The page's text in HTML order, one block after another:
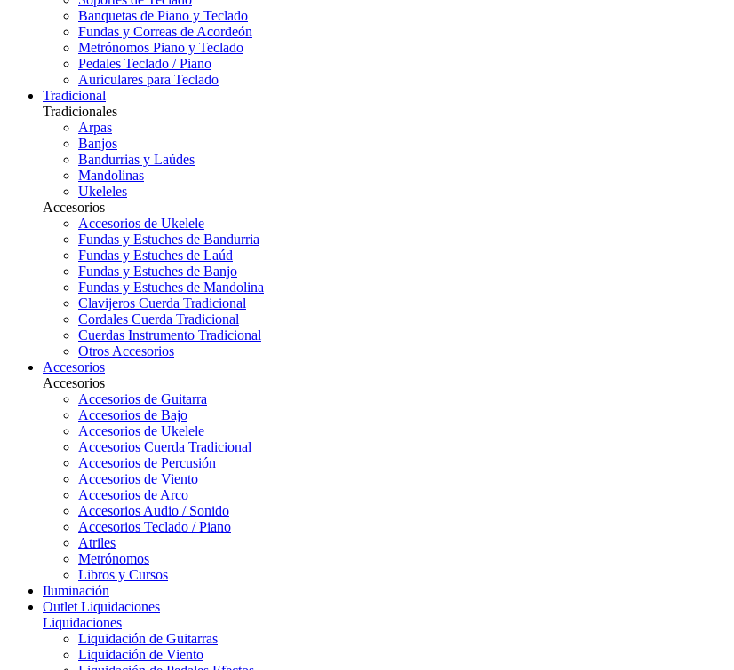
Banquetas de Piano y Teclado
Fundas y Correas de Acordeón
Metrónomos Piano y Teclado
Pedales Teclado / Piano
Auriculares para Teclado
Tradicional
Tradicionales
Arpas
Banjos
Bandurrias y Laúdes
Mandolinas
Ukeleles
Accesorios
Accesorios de Ukelele
Fundas y Estuches de Bandurria
Fundas y Estuches de Laúd
Fundas y Estuches de Banjo
Fundas y Estuches de Mandolina
Clavijeros Cuerda Tradicional
Cordales Cuerda Tradicional
Cuerdas Instrumento Tradicional
Otros Accesorios
Accesorios
Accesorios
Accesorios de Guitarra
Accesorios de Bajo
Accesorios de Ukelele
Accesorios Cuerda Tradicional
Accesorios de Percusión
Accesorios de Viento
Accesorios de Arco
Accesorios Audio / Sonido
Accesorios Teclado / Piano
Atriles
Metrónomos
Libros y Cursos
Iluminación
Outlet Liquidaciones
Liquidaciones
Liquidación de Guitarras
Liquidación de Viento